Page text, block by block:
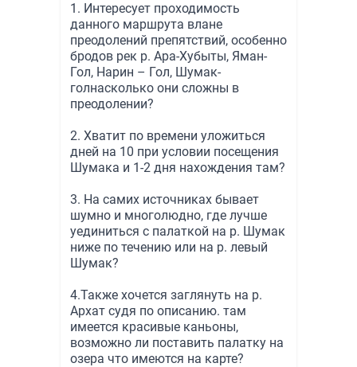
1. Интересует проходимость
данного маршрута влане
преодолений препятствий, особенно
бродов рек р. Ара-Хубыты, Яман-
Гол, Нарин – Гол, Шумак-
голнасколько они сложны в
преодолении?
2. Хватит по времени уложиться
дней на 10 при условии посещения
Шумака и 1-2 дня нахождения там?
3. На самих источниках бывает
шумно и многолюдно, где лучше
уединиться с палаткой на р. Шумак
ниже по течению или на р. левый
Шумак?
4.Также хочется заглянуть на р.
Архат судя по описанию. там
имеется красивые каньоны,
возможно ли поставить палатку на
озера что имеются на карте?